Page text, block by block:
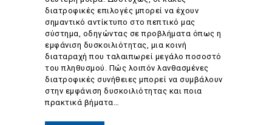
διατροφικές επιλογές μπορεί να έχουν
σημαντικό αντίκτυπο στο πεπτικό μας
σύστημα, οδηγώντας σε προβλήματα όπως η
εμφάνιση δυσκοιλιότητας, μια κοινή
διαταραχή που ταλαιπωρεί μεγάλο ποσοστό
του πληθυσμού. Πώς λοιπόν λανθασμένες
διατροφικές συνήθειες μπορεί να συμβάλουν
στην εμφάνιση δυσκοιλιότητας και ποια
πρακτικά βήματα…